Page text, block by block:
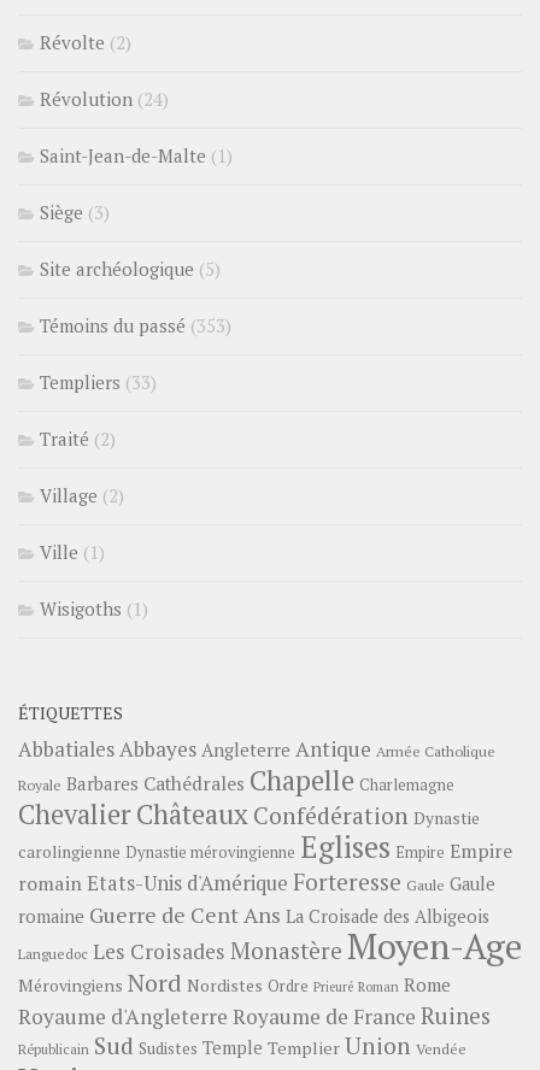
Révolte (2)
Révolution (24)
Saint-Jean-de-Malte (1)
Siège (3)
Site archéologique (5)
Témoins du passé (353)
Templiers (33)
Traité (2)
Village (2)
Ville (1)
Wisigoths (1)
ÉTIQUETTES
AbbatialesAbbayes Angleterre Antique Armée Catholique
Royale Barbares Cathédrales Chapelle Charlemagne
ChevalierChâteauxConfédération Dynastie
carolingienne Dynastie mérovingienne Eglises Empire Empire
romainEtats-Unis d'Amérique Forteresse Gaule Gaule
romaine Guerre de Cent Ans La Croisade des Albigeois
Languedoc Les Croisades Monastère Moyen-Age
Mérovingiens Nord Nordistes Ordre Prieuré Roman Rome
Royaume d'Angleterre Royaume de France Ruines
Républicain Sud Sudistes Temple Templier Union Vendée